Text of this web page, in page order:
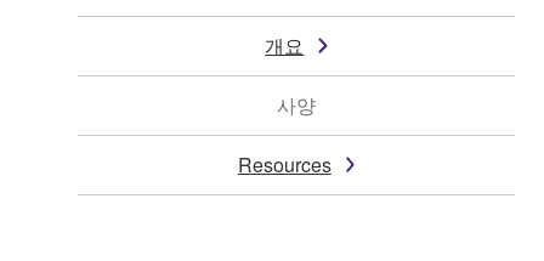
개요
사양
Resources